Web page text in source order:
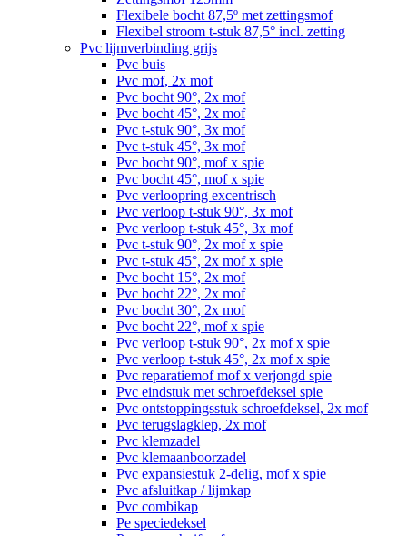
Flexibele bocht 87,5º met zettingsmof
Flexibel stroom t-stuk 87,5° incl. zetting
Pvc lijmverbinding grijs
Pvc buis
Pvc mof, 2x mof
Pvc bocht 90°, 2x mof
Pvc bocht 45°, 2x mof
Pvc t-stuk 90°, 3x mof
Pvc t-stuk 45°, 3x mof
Pvc bocht 90°, mof x spie
Pvc bocht 45°, mof x spie
Pvc verloopring excentrisch
Pvc verloop t-stuk 90°, 3x mof
Pvc verloop t-stuk 45°, 3x mof
Pvc t-stuk 90°, 2x mof x spie
Pvc t-stuk 45°, 2x mof x spie
Pvc bocht 15°, 2x mof
Pvc bocht 22°, 2x mof
Pvc bocht 30°, 2x mof
Pvc bocht 22°, mof x spie
Pvc verloop t-stuk 90°, 2x mof x spie
Pvc verloop t-stuk 45°, 2x mof x spie
Pvc reparatiemof mof x verjongd spie
Pvc eindstuk met schroefdeksel spie
Pvc ontstoppingsstuk schroefdeksel, 2x mof
Pvc terugslagklep, 2x mof
Pvc klemzadel
Pvc klemaanboorzadel
Pvc expansiestuk 2-delig, mof x spie
Pvc afsluitkap / lijmkap
Pvc combikap
Pe speciedeksel